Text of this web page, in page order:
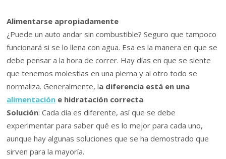
Alimentarse apropiadamente
¿Puede un auto andar sin combustible? Seguro que tampoco
funcionará si se lo llena con agua. Esa es la manera en que se
debe pensar a la hora de correr. Hay días en que se siente
que tenemos molestias en una pierna y al otro todo se
normaliza. Generalmente, la diferencia está en una
alimentación e hidratación correcta.
Solución: Cada día es diferente, así que se debe
experimentar para saber qué es lo mejor para cada uno,
aunque hay algunas soluciones que se ha demostrado que
sirven para la mayoría.